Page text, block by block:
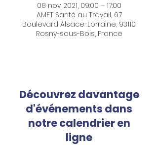
08 nov. 2021, 09:00 – 17:00
AMET Santé au Travail, 67
Boulevard Alsace-Lorraine, 93110
Rosny-sous-Bois, France
Découvrez davantage
d'événements dans
notre calendrier en
ligne